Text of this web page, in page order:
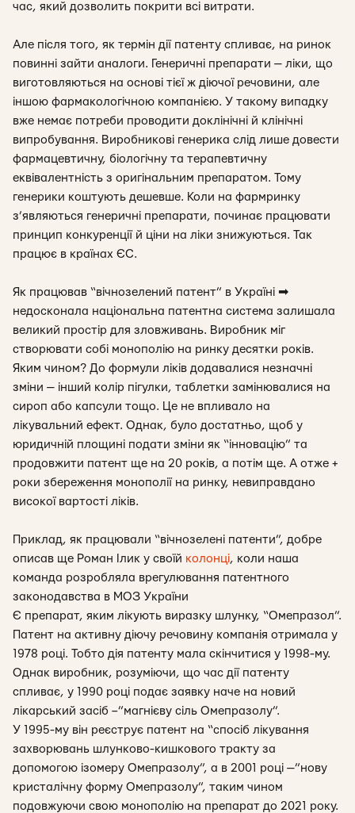
час, який дозволить покрити всі витрати.
Але після того, як термін дії патенту спливає, на ринок
повинні зайти аналоги. Генеричні препарати — ліки, що
виготовляються на основі тієї ж діючої речовини, але
іншою фармакологічною компанією. У такому випадку
вже немає потреби проводити доклінічні й клінічні
випробування. Виробникові генерика слід лише довести
фармацевтичну, біологічну та терапевтичну
еквівалентність з оригінальним препаратом. Тому
генерики коштують дешевше. Коли на фармринку
з’являються генеричні препарати, починає працювати
принцип конкуренції й ціни на ліки знижуються. Так
працює в країнах ЄС.
Як працював “вічнозелений патент” в Україні ➡
недосконала національна патентна система залишала
великий простір для зловживань. Виробник міг
створювати собі монополію на ринку десятки років.
Яким чином? До формули ліків додавалися незначні
зміни — інший колір пігулки, таблетки замінювалися на
сироп або капсули тощо. Це не впливало на
лікувальний ефект. Однак, було достатньо, щоб у
юридичній площині подати зміни як “інновацію” та
продовжити патент ще на 20 років, а потім ще. А отже +
роки збереження монополії на ринку, невиправдано
високої вартості ліків.
Приклад, як працювали “вічнозелені патенти”, добре
описав ще Роман Ілик у своїй колонці, коли наша
команда розробляла врегулювання патентного
законодавства в МОЗ України
Є препарат, яким лікують виразку шлунку, “Омепразол”.
Патент на активну діючу речовину компанія отримала у
1978 році. Тобто дія патенту мала скінчитися у 1998-му.
Однак виробник, розуміючи, що час дії патенту
спливає, у 1990 році подає заявку наче на новий
лікарський засіб –”магнієву сіль Омепразолу”.
У 1995-му він реєструє патент на “спосіб лікування
захворювань шлунково-кишкового тракту за
допомогою ізомеру Омепразолу”, а в 2001 році —”нову
кристалічну форму Омепразолу”, таким чином
подовжуючи свою монополію на препарат до 2021 року.